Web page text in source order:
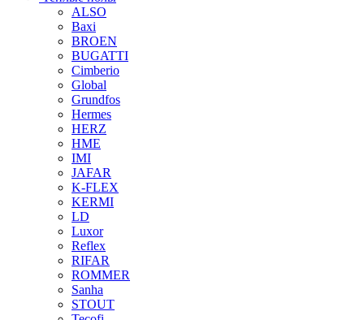
ALSO
Baxi
BROEN
BUGATTI
Cimberio
Global
Grundfos
Hermes
HERZ
HME
IMI
JAFAR
K-FLEX
KERMI
LD
Luxor
Reflex
RIFAR
ROMMER
Sanha
STOUT